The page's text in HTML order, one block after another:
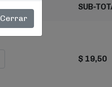
Cerrar
SUB-
$ 19,50